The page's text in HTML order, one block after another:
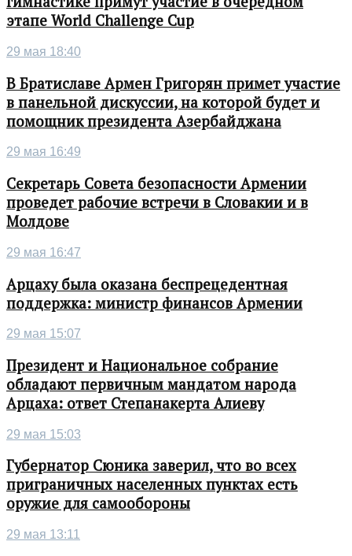
этапе World Challenge Cup
29 мая 18:40
В Братиславе Армен Григорян примет участие
в панельной дискуссии, на которой будет и
помощник президента Азербайджана
29 мая 16:49
Секретарь Совета безопасности Армении
проведет рабочие встречи в Словакии и в
Молдове
29 мая 16:47
Арцаху была оказана беспрецедентная
поддержка: министр финансов Армении
29 мая 15:07
Президент и Национальное собрание
обладают первичным мандатом народа
Арцаха: ответ Степанакерта Алиеву
29 мая 15:03
Губернатор Сюника заверил, что во всех
приграничных населенных пунктах есть
оружие для самообороны
29 мая 13:11